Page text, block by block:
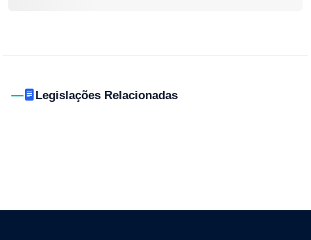
Legislações Relacionadas